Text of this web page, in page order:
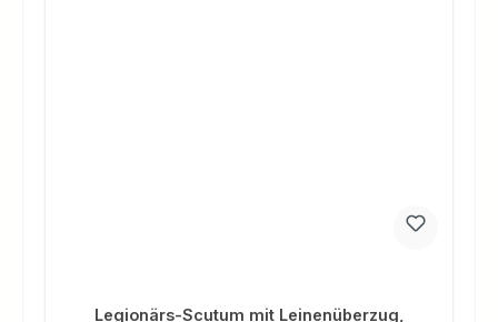
Legionärs-Scutum mit Leinenüberzug,